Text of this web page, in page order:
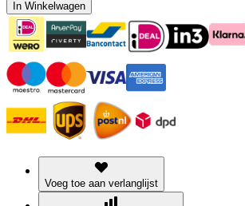
In Winkelwagen
Voeg toe aan verlanglijst